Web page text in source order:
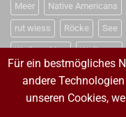
Meer Native Americans
rut wiess Röcke See
Weihnachten Weltraum
VERTRAG
Für ein bestmögliches
andere
unseren Cookies,